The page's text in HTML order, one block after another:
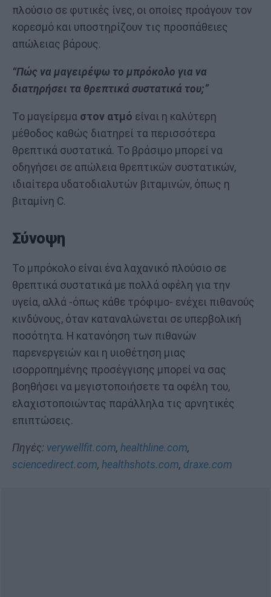
πλούσιο σε φυτικές ίνες, οι οποίες προάγουν τον
κορεσμό και υποστηρίζουν τις προσπάθειες
απώλειας βάρους.
“Πώς να μαγειρέψω το μπρόκολο για να
διατηρήσει τα θρεπτικά συστατικά του;”
Το μαγείρεμα στον ατμό είναι η καλύτερη
μέθοδος καθώς διατηρεί τα περισσότερα
θρεπτικά συστατικά. Το βράσιμο μπορεί να
οδηγήσει σε απώλεια θρεπτικών συστατικών,
ιδιαίτερα υδατοδιαλυτών βιταμινών, όπως η
βιταμίνη C.
Σύνοψη
Το μπρόκολο είναι ένα λαχανικό πλούσιο σε
θρεπτικά συστατικά με πολλά οφέλη για την
υγεία, αλλά -όπως κάθε τρόφιμο- ενέχει πιθανούς
κινδύνους, όταν καταναλώνεται σε υπερβολική
ποσότητα. Η κατανόηση των πιθανών
παρενεργειών και η υιοθέτηση μιας
ισορροπημένης προσέγγισης μπορεί να σας
βοηθήσει να μεγιστοποιήσετε τα οφέλη του,
ελαχιστοποιώντας παράλληλα τις αρνητικές
επιπτώσεις.
Πηγές: verywellfit.com, healthline.com,
sciencedirect.com, healthshots.com, draxe.com